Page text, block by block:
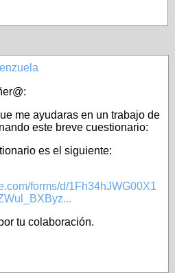
me ayudaras en un trabajo de
este breve cuestionario:
es el siguiente:
forms/d/1Fh34hJWG00X1
tu colaboración.